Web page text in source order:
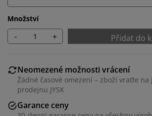
Množství
- + Přidat do
Neomezené možnosti vrácení
Žádné časové omezení – zboží vraťte na
prodejnu JYSK
Garance ceny